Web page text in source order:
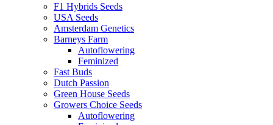
F1 Hybrids Seeds
USA Seeds
Amsterdam Genetics
Barneys Farm
Autoflowering
Feminized
Fast Buds
Dutch Passion
Green House Seeds
Growers Choice Seeds
Autoflowering